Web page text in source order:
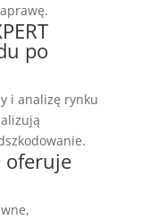
po
i analizę rynku
oferuje